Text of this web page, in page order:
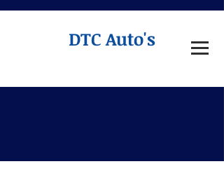
DTC Auto's